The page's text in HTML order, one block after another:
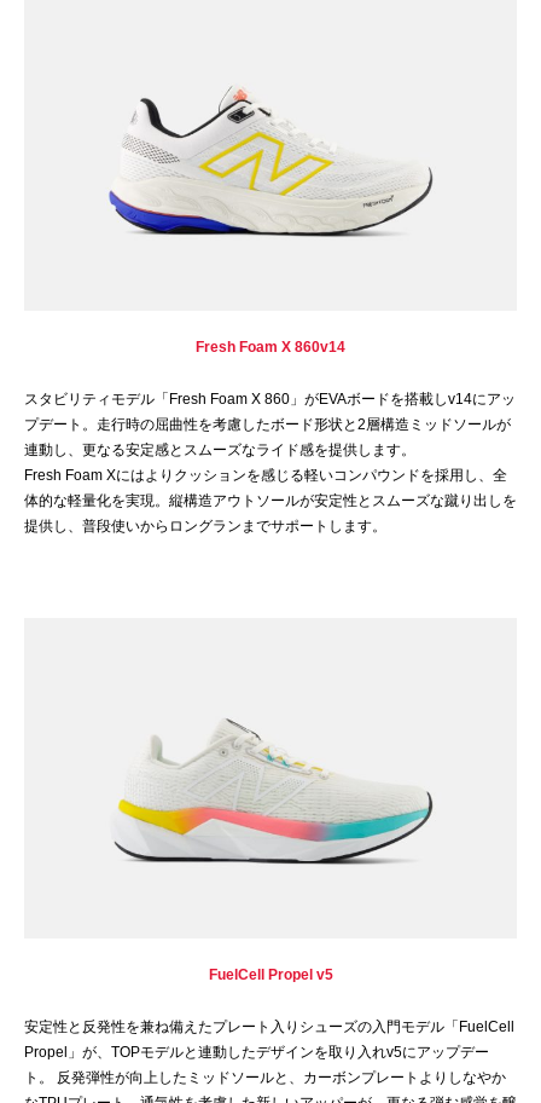
Fresh Foam X 860v14
スタビリティモデル「Fresh Foam X 860」がEVAボードを搭載しv14にアッ
プデート。走行時の屈曲性を考慮したボード形状と2層構造ミッドソールが
連動し、更なる安定感とスムーズなライド感を提供します。
Fresh Foam Xにはよりクッションを感じる軽いコンパウンドを採用し、全
体的な軽量化を実現。縦構造アウトソールが安定性とスムーズな蹴り出しを
提供し、普段使いからロングランまでサポートします。
FuelCell Propel v5
安定性と反発性を兼ね備えたプレート入りシューズの入門モデル「FuelCell
Propel」が、TOPモデルと連動したデザインを取り入れv5にアップデー
ト。 反発弾性が向上したミッドソールと、カーボンプレートよりしなやか